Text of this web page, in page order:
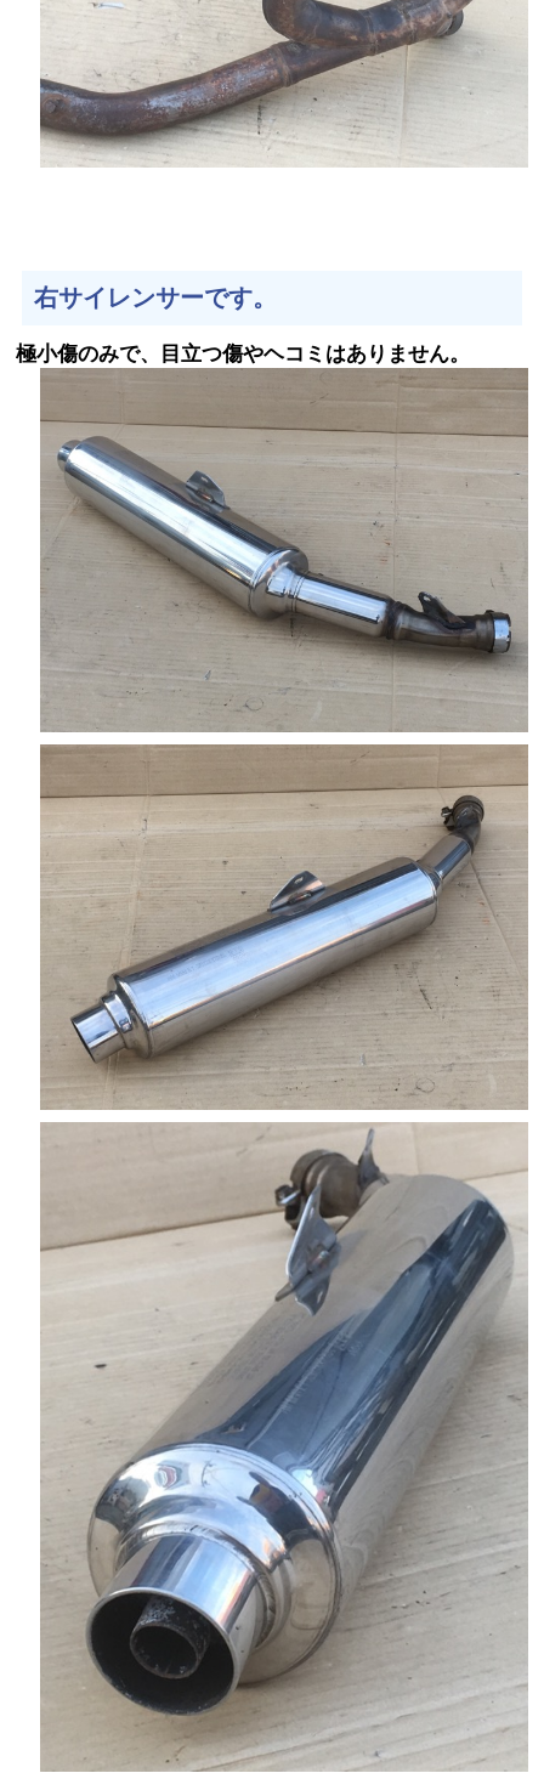
右サイレンサーです。
極小傷のみで、目立つ傷やヘコミはありません。